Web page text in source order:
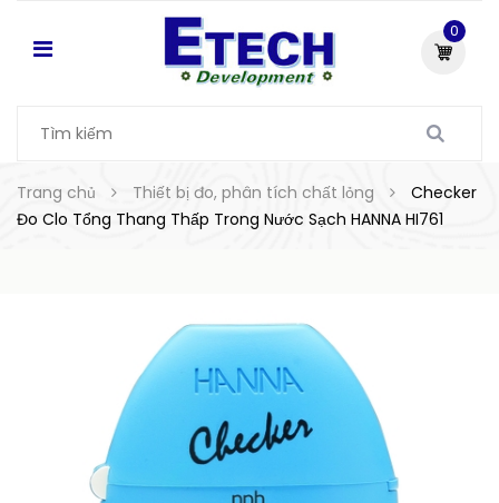
0
Trang chủ Thiết bị đo, phân tích chất lỏng
Checker
Đo Clo Tổng Thang Thấp Trong Nước Sạch HANNA HI761